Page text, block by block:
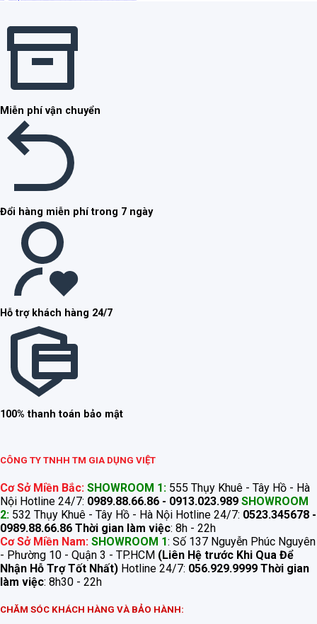
Miễn phí vận chuyển
Đổi hàng miễn phí trong 7 ngày
Hỗ trợ khách hàng 24/7
100% thanh toán bảo mật
CÔNG TY TNHH TM GIA DỤNG VIỆT
Cơ Sở Miền Bắc: SHOWROOM 1: 555 Thụy Khuê - Tây Hồ - Hà
Nội Hotline 24/7: 0989.88.66.86 - 0913.023.989 SHOWROOM
2: 532 Thụy Khuê - Tây Hồ - Hà Nội Hotline 24/7: 0523.345678 -
0989.88.66.86 Thời gian làm việc: 8h - 22h
Cơ Sở Miền Nam: SHOWROOM 1: Số 137 Nguyễn Phúc Nguyên
- Phường 10 - Quận 3 - TP.HCM (Liên Hệ trước Khi Qua Để
Nhận Hỗ Trợ Tốt Nhất) Hotline 24/7: 056.929.9999 Thời gian
làm việc: 8h30 - 22h
CHĂM SÓC KHÁCH HÀNG VÀ BẢO HÀNH: